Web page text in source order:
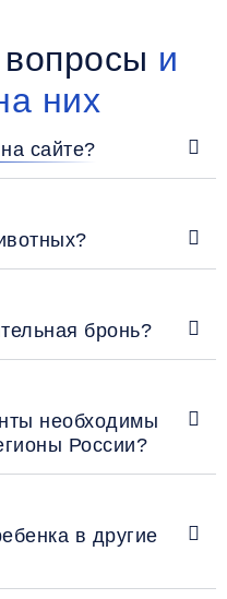
и
них
сайте?
бронь?
необходимы
России?
в другие